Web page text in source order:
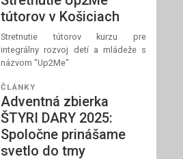
tútorov v Košiciach
Stretnutie tútorov kurzu pre
integrálny rozvoj detí a mládeže s
názvom "Up2Me"
ČLÁNKY
Adventná zbierka
ŠTYRI DARY 2025:
Spoločne prinášame
svetlo do tmy